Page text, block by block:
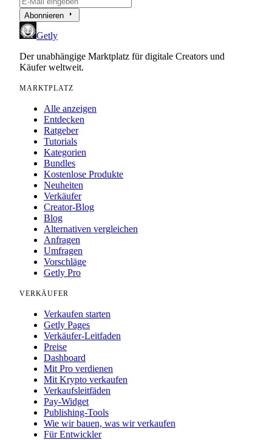
Abonnieren arrow_right
Getly
Der unabhängige Marktplatz für digitale Creators und
Käufer weltweit.
MARKTPLATZ
Alle anzeigen
Entdecken
Ratgeber
Tutorials
Kategorien
Bundles
Kostenlose Produkte
Neuheiten
Verkäufer
Creator-Blog
Blog
Alternativen vergleichen
Anfragen
Umfragen
Vorschläge
Getly Pro
VERKÄUFER
Verkaufen starten
Getly Pages
Verkäufer-Leitfaden
Preise
Dashboard
Mit Pro verdienen
Mit Krypto verkaufen
Verkaufsleitfäden
Pay-Widget
Publishing-Tools
Wie wir bauen, was wir verkaufen
Für Entwickler